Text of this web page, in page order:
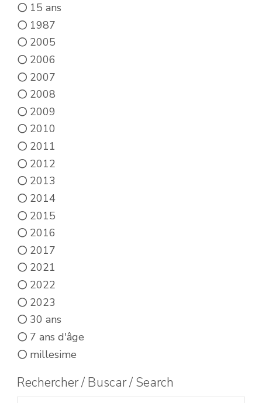
15 ans
1987
2005
2006
2007
2008
2009
2010
2011
2012
2013
2014
2015
2016
2017
2021
2022
2023
30 ans
7 ans d'âge
millesime
Rechercher / Buscar / Search
Search products: